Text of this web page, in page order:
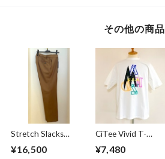
その他の商品
Stretch Slacks
Pants Brown
¥16,500
CiTee Vivid T-
shirts White
¥7,480